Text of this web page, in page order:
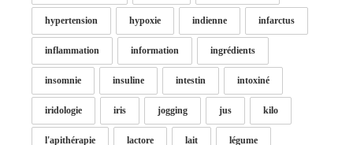
hypertension hypoxie indienne infarctus
inflammation information ingrédients
insomnie insuline intestin intoxiné
iridologie iris jogging jus kilo
l'apithérapie lactore lait légume